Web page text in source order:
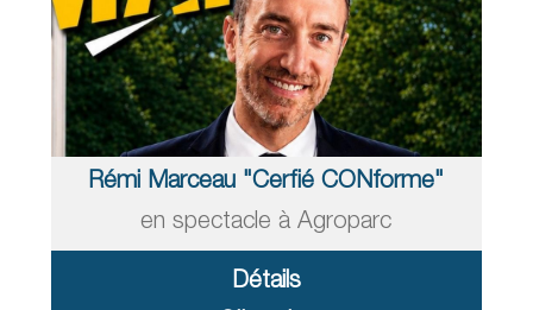
Rémi Marceau "Cerfié CONforme"
en spectacle à Agroparc
Détails